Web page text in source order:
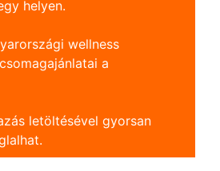
helyen.
wellness
a
letöltésével gyorsan